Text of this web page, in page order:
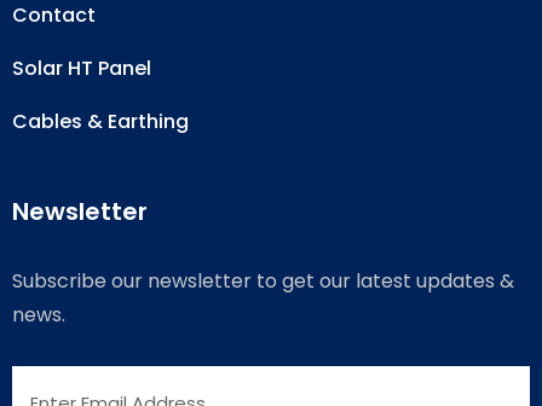
Contact
Solar HT Panel
Cables & Earthing
Newsletter
Subscribe our newsletter to get our latest updates &
news.